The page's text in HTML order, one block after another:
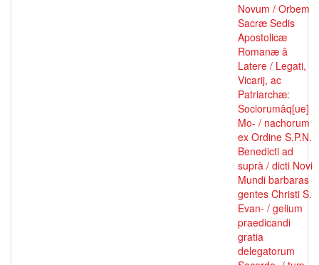
Novum / Orbem
Sacræ Sedis
Apostolicæ
Romanæ â
Latere / Legati,
Vicarij, ac
Patriarchæ:
Sociorumâq[ue]
Mo- / nachorum
ex Ordine S.P.N.
Benedicti ad
suprà / dicti Novi
Mundi barbaras
gentes Christi S.
Evan- / gelium
praedicandi
gratia
delegatorum